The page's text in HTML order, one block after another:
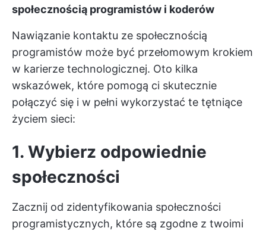
społecznością programistów i koderów
Nawiązanie kontaktu ze społecznością
programistów może być przełomowym krokiem
w karierze technologicznej. Oto kilka
wskazówek, które pomogą ci skutecznie
połączyć się i w pełni wykorzystać te tętniące
życiem sieci:
1. Wybierz odpowiednie
społeczności
Zacznij od zidentyfikowania społeczności
programistycznych, które są zgodne z twoimi